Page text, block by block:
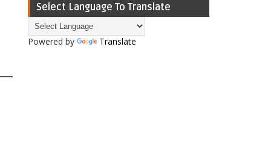
Select Language To Translate
Powered by Translate